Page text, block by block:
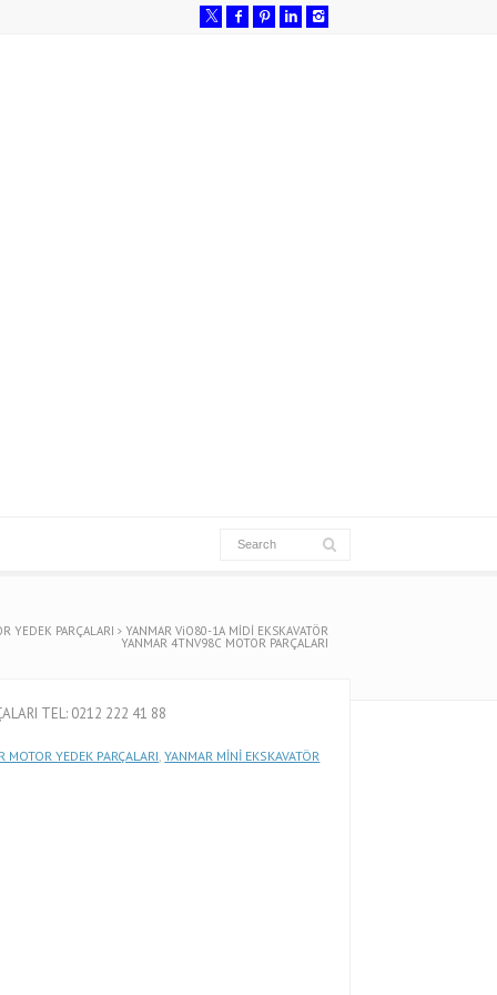
YEDEK PARÇALARI YANMAR ViO80-1A MİDİ EKSKAVATÖR
YANMAR 4TNV98C MOTOR PARÇALARI
TEL: 0212 222 41 88
YEDEK PARÇALARI,YANMAR MİNİ EKSKAVATÖR